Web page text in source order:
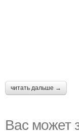
читать дальше →
Вас может